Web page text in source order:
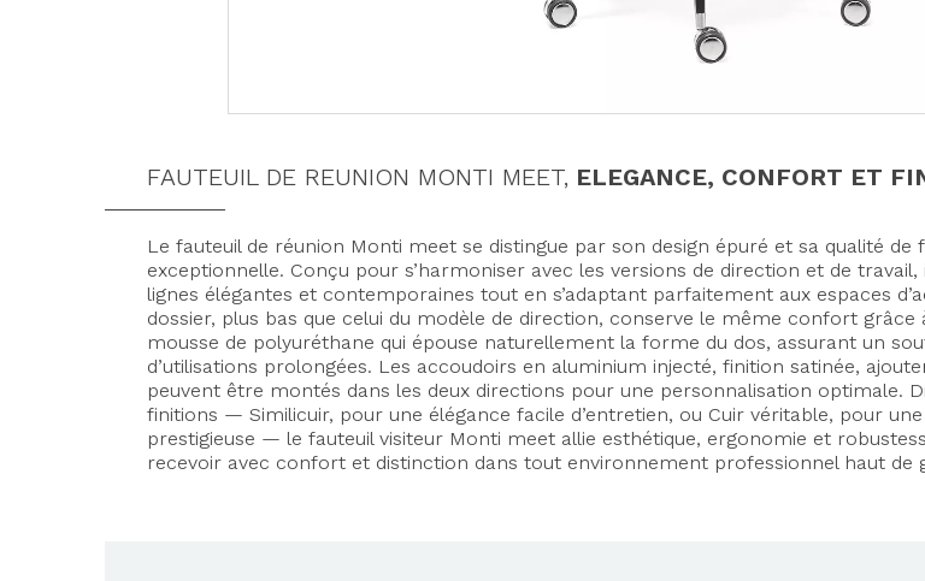
FAUTEUIL DE REUNION MONTI MEET, ELEGANCE, CONFORT ET
Le fauteuil de réunion Monti meet se distingue par son design épuré et sa qualité de
exceptionnelle. Conçu pour s’harmoniser avec les versions de direction et de
lignes élégantes et contemporaines tout en s’adaptant parfaitement aux espaces
dossier, plus bas que celui du modèle de direction, conserve le même confort grâce
mousse de polyuréthane qui épouse naturellement la forme du dos, assurant un
d’utilisations prolongées. Les accoudoirs en aluminium injecté, finition satinée,
peuvent être montés dans les deux directions pour une personnalisation optimale.
finitions — Similicuir, pour une élégance facile d’entretien, ou Cuir véritable, pour
prestigieuse — le fauteuil visiteur Monti meet allie esthétique, ergonomie et
recevoir avec confort et distinction dans tout environnement professionnel haut de